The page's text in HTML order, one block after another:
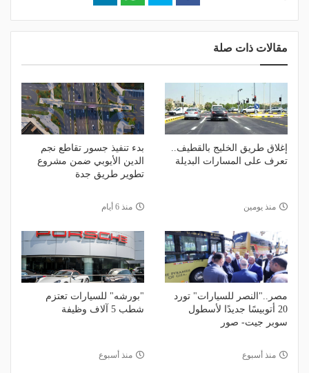
مقالات ذات صلة
إغلاق طريق الخليج بالقطيف..
تعرف على المسارات البديلة
منذ يومين
بدء تنفيذ جسور تقاطع نجم
الدين الأيوبي ضمن مشروع
تطوير طريق جدة
منذ 6 أيام
مصر.."النصر للسيارات" تورد
20 أتوبيسًا جديدًا لأسطول
سوبر جيت- صور
منذ أسبوع
"بورشه" للسيارات تعتزم
شطب 5 آلاف وظيفة
منذ أسبوع